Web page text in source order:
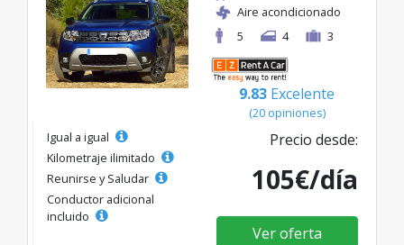
Aire acondicionado
5
4 3
9.83 Excelente
(20 opiniones)
Igual a igual
Kilometraje ilimitado
Reunirse y Saludar
Conductor adicional
incluido
Precio desde:
105€/día
Ver oferta